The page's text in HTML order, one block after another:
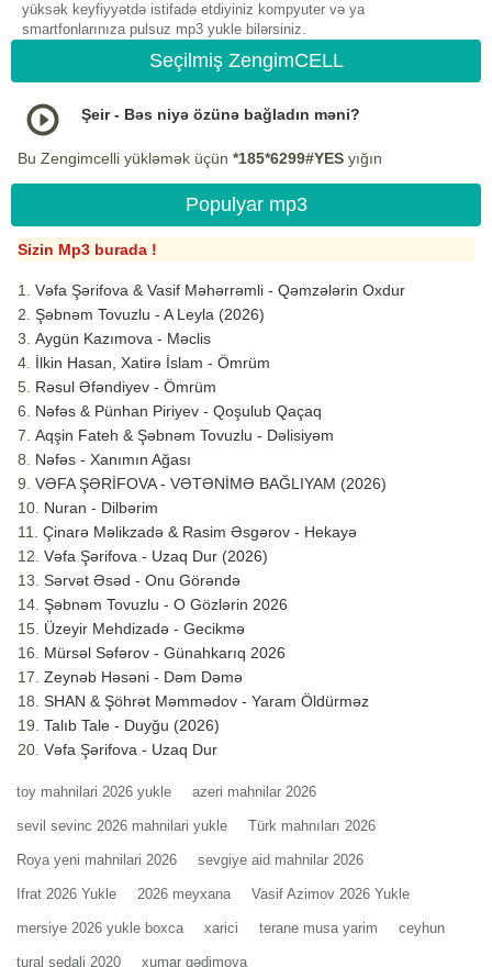
yüksək keyfiyyətdə istifadə etdiyiniz kompyuter və ya
smartfonlarınıza pulsuz mp3 yukle bilərsiniz.
Seçilmiş ZengimCELL
Şeir - Bəs niyə özünə bağladın məni?
Bu Zengimcelli yükləmək üçün *185*6299#YES yığın
Populyar mp3
Sizin Mp3 burada !
Vəfa Şərifova & Vasif Məhərrəmli - Qəmzələrin Oxdur
Şəbnəm Tovuzlu - A Leyla (2026)
Aygün Kazımova - Məclis
İlkin Hasan, Xatirə İslam - Ömrüm
Rəsul Əfəndiyev - Ömrüm
Nəfəs & Pünhan Piriyev - Qoşulub Qaçaq
Aqşin Fateh & Şəbnəm Tovuzlu - Dəlisiyəm
Nəfəs - Xanımın Ağası
VƏFA ŞƏRİFOVA - VƏTƏNİMƏ BAĞLIYAM (2026)
Nuran - Dilbərim
Çinarə Məlikzadə & Rasim Əsgərov - Hekayə
Vəfa Şərifova - Uzaq Dur (2026)
Sərvət Əsəd - Onu Görəndə
Şəbnəm Tovuzlu - O Gözlərin 2026
Üzeyir Mehdizadə - Gecikmə
Mürsəl Səfərov - Günahkarıq 2026
Zeynəb Həsəni - Dəm Dəmə
SHAN & Şöhrət Məmmədov - Yaram Öldürməz
Talıb Tale - Duyğu (2026)
Vəfa Şərifova - Uzaq Dur
toy mahnilari 2026 yukle azeri mahnilar 2026
sevil sevinc 2026 mahnilari yukle Türk mahnıları 2026
Roya yeni mahnilari 2026 sevgiye aid mahnilar 2026
Ifrat 2026 Yukle 2026 meyxana Vasif Azimov 2026 Yukle
mersiye 2026 yukle boxca xarici terane musa yarim ceyhun
tural sedali 2020 xumar qədimova